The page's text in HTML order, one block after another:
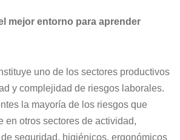
mejor entorno para aprender
uno de los sectores productivos
y complejidad de riesgos laborales.
la mayoría de los riesgos que
en otros sectores de actividad,
seguridad, higiénicos, ergonómicos